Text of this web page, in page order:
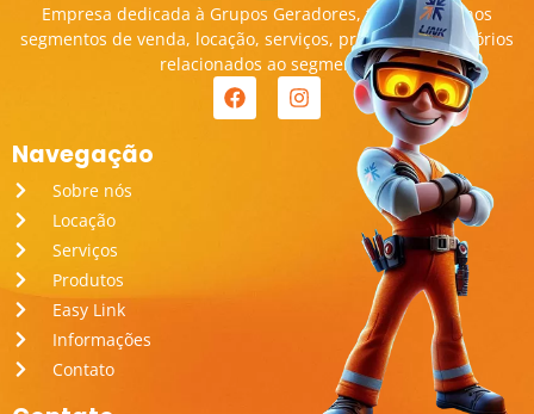
Empresa dedicada à Grupos Geradores, transitando nos
segmentos de venda, locação, serviços, produtos e acessórios
relacionados ao segmento.
Navegação
Sobre nós
Locação
Serviços
Produtos
Easy Link
Informações
Contato